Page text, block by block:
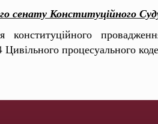
сенату Конституційного
конституційного
Цивільного процесуального